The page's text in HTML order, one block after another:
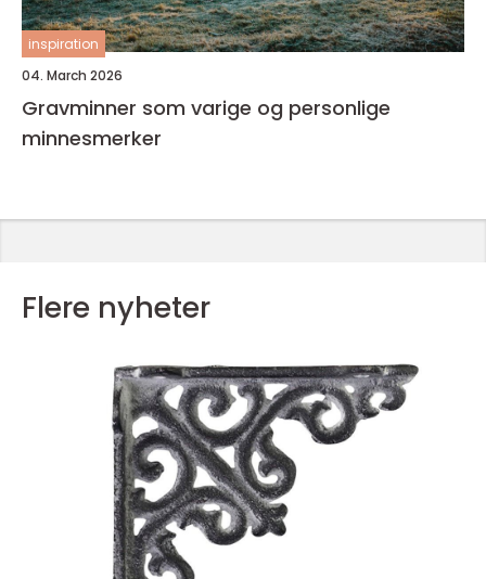
inspiration
04. March 2026
Gravminner som varige og personlige
minnesmerker
Flere nyheter